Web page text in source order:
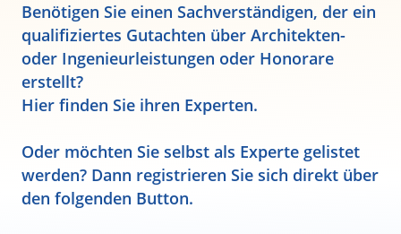
Benötigen Sie einen Sachverständigen, der ein
qualifiziertes Gutachten über Architekten-
oder Ingenieurleistungen oder Honorare
erstellt?
Hier finden Sie ihren Experten.
Oder möchten Sie selbst als Experte gelistet
werden? Dann registrieren Sie sich direkt über
den folgenden Button.